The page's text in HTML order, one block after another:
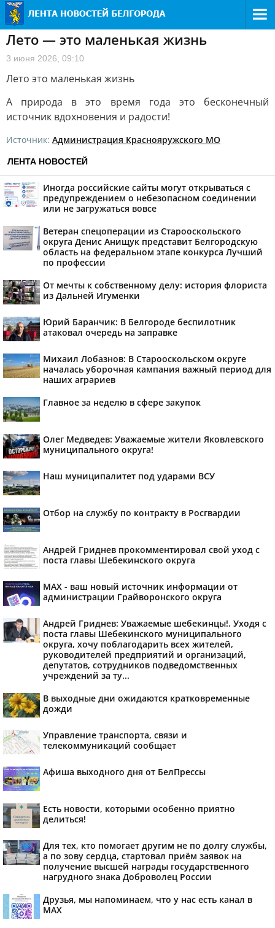
Лето — это маленькая жизнь
3 июня 2026, 09:10
Лето это маленькая жизнь
А природа в это время года это бесконечный
источник вдохновения и радости!
Источник: Администрация Краснояружского МО
ЛЕНТА НОВОСТЕЙ
Иногда российские сайты могут открываться с
предупреждением о небезопасном соединении
или не загружаться вовсе
Ветеран спецоперации из Старооскольского
округа Денис Анищук представит Белгородскую
область на федеральном этапе конкурса Лучший
по профессии
От мечты к собственному делу: история флориста
из Дальней Игуменки
Юрий Баранчик: В Белгороде беспилотник
атаковал очередь на заправке
Михаил Лобазнов: В Старооскольском округе
началась уборочная кампания важный период для
наших аграриев
Главное за неделю в сфере закупок
Олег Медведев: Уважаемые жители Яковлевского
муниципального округа!
Наш муниципалитет под ударами ВСУ
Отбор на службу по контракту в Росгвардии
Андрей Гриднев прокомментировал свой уход с
поста главы Шебекинского округа
MAX - ваш новый источник информации от
администрации Грайворонского округа
Андрей Гриднев: Уважаемые шебекинцы!. Уходя с
поста главы Шебекинского муниципального
округа, хочу поблагодарить всех жителей,
руководителей предприятий и организаций,
депутатов, сотрудников подведомственных
учреждений за ту...
В выходные дни ожидаются кратковременные
дожди
Управление транспорта, связи и
телекоммуникаций сообщает
Афиша выходного дня от БелПрессы
Есть новости, которыми особенно приятно
делиться!
Для тех, кто помогает другим не по долгу службы,
а по зову сердца, стартовал приём заявок на
получение высшей награды государственного
нагрудного знака Доброволец России
Друзья, мы напоминаем, что у нас есть канал в
МАХ